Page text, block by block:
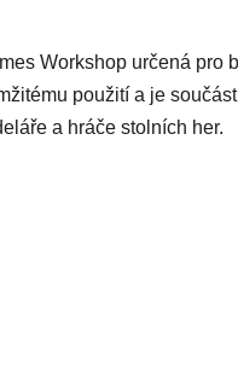
Workshop určená pro
použití a je
a hráče stolních her.